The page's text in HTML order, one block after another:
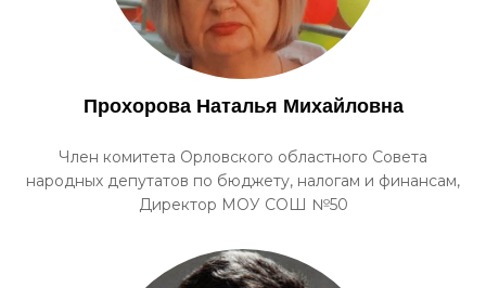
Прохорова Наталья Михайловна
Член комитета Орловского областного Совета
народных депутатов по бюджету, налогам и финансам,
Директор МОУ СОШ №50